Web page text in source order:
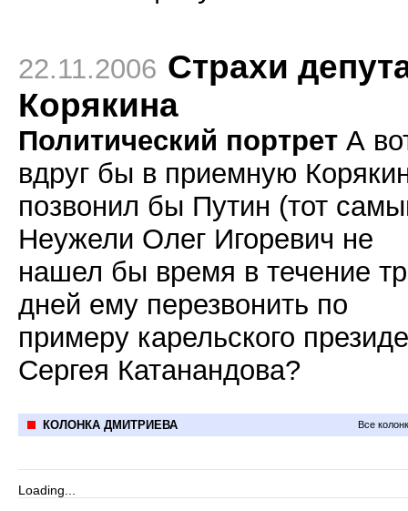
22.11.2006 Страхи
Корякина
Политический портрет А
вдруг бы в приемную
позвонил бы Путин (тот
Неужели Олег Игоревич не
нашел бы время в течение
дней ему перезвонить по
примеру карельского
Сергея Катанандова?
КОЛОНКА ДМИТРИЕВА Все
Loading...